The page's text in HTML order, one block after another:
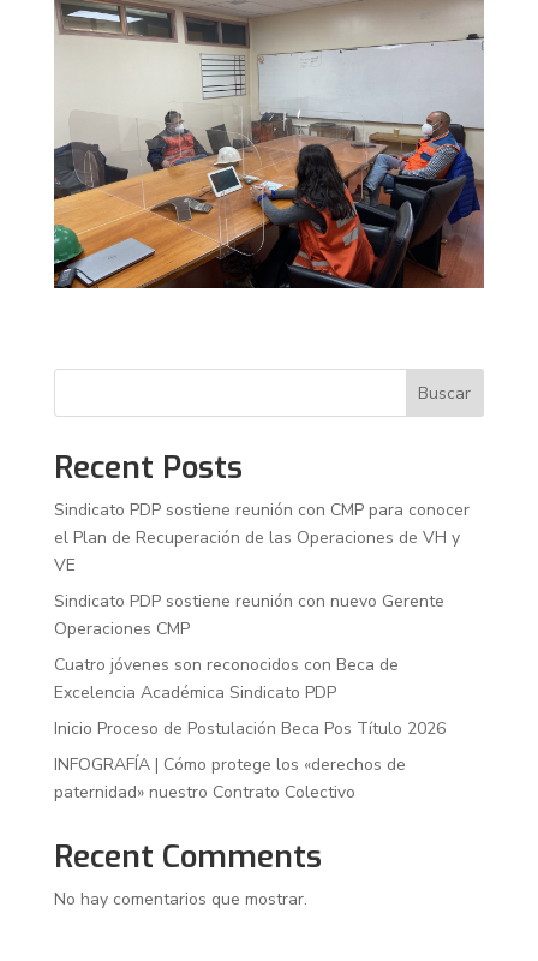
Buscar
Recent Posts
Sindicato PDP sostiene reunión con CMP para conocer
el Plan de Recuperación de las Operaciones de VH y
VE
Sindicato PDP sostiene reunión con nuevo Gerente
Operaciones CMP
Cuatro jóvenes son reconocidos con Beca de
Excelencia Académica Sindicato PDP
Inicio Proceso de Postulación Beca Pos Título 2026
INFOGRAFÍA | Cómo protege los «derechos de
paternidad» nuestro Contrato Colectivo
Recent Comments
No hay comentarios que mostrar.